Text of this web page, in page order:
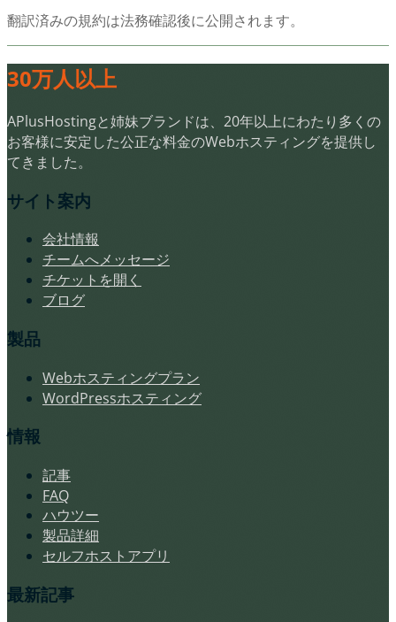
翻訳済みの規約は法務確認後に公開されます。
30万人以上
APlusHostingと姉妹ブランドは、20年以上にわたり多くの
お客様に安定した公正な料金のWebホスティングを提供し
てきました。
サイト案内
会社情報
チームへメッセージ
チケットを開く
ブログ
製品
Webホスティングプラン
WordPressホスティング
情報
記事
FAQ
ハウツー
製品詳細
セルフホストアプリ
最新記事